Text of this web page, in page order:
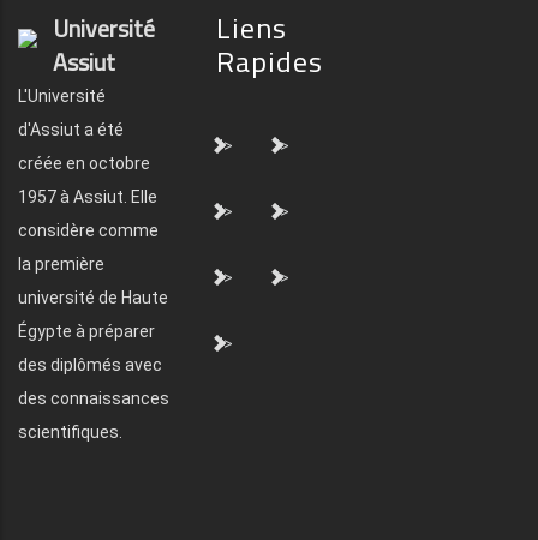
Université
Assiut
L'Université
d'Assiut a été
créée en octobre
1957 à Assiut. Elle
considère comme
la première
université de Haute
Égypte à préparer
des diplômés avec
des connaissances
scientifiques.
Liens
Rapides
"> ">
"> ">
"> ">
">